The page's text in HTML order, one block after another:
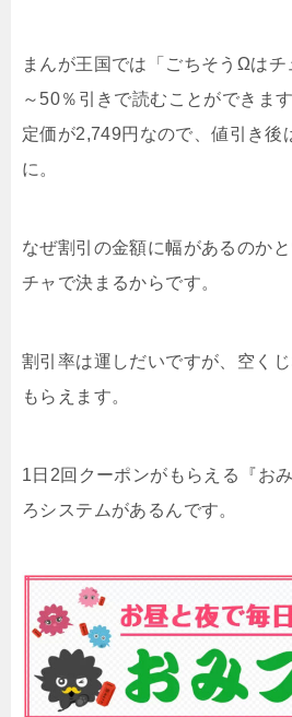
まんが王国では「ごちそうΩは
～50％引きで読むことができます
定価が2,749円なので、値引き後
に。
なぜ割引の金額に幅があるのか
チャで決まるからです。
割引率は運しだいですが、空く
もらえます。
1日2回クーポンがもらえる『お
ろシステムがあるんです。